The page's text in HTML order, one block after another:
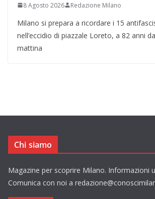
8 Agosto 2026 Redazione Milano
Milano si prepara a ricordare i 15
nell’eccidio di piazzale Loreto, a 82 anni
mattina
Chi siamo
Magazine per scoprire Milano. Informazioni
Comunica con noi a